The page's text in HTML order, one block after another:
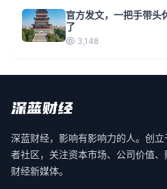
官方发文，一把手带头
了
3,148
深蓝财经，影响有影响力的人。创
者社区，关注资本市场、公司价值
财经新媒体。